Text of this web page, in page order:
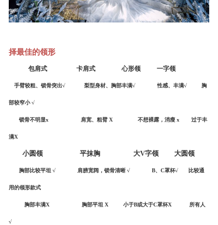
择最佳的领形
包肩式 卡肩式 心形领 一字领
手臂较粗、锁骨突出√ 梨型身材、胸部丰满√ 性感、丰满√ 胸
部较窄小 √
锁骨不明显x 肩宽、粗臂 X不想裸露，消瘦x过于丰
满X
小圆领 平抹胸 大V字领 大圆领
胸部比较平坦 √ 肩膀宽阔，锁骨清晰 √B、C罩杯√ 比较通
用的领形款式
胸部丰满X 胸部平坦 X 小于B或大于C罩杯X 所有人
√